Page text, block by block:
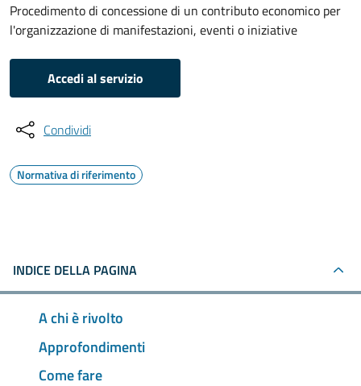
Procedimento di concessione di un contributo economico per
l'organizzazione di manifestazioni, eventi o iniziative
Accedi al servizio
Condividi
Normativa di riferimento
INDICE DELLA PAGINA
A chi è rivolto
Approfondimenti
Come fare